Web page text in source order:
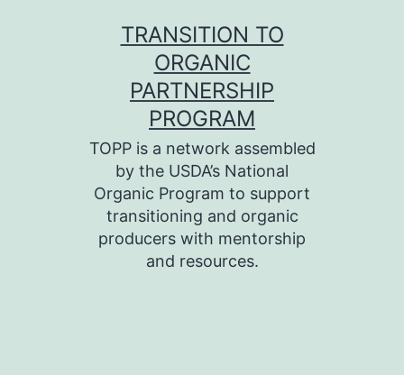
TRANSITION TO
ORGANIC
PARTNERSHIP
PROGRAM
TOPP is a network assembled
by the USDA’s National
Organic Program to support
transitioning and organic
producers with mentorship
and resources.